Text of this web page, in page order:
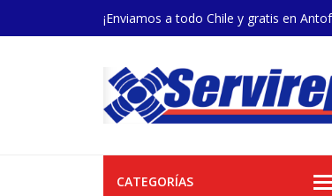
¡Enviamos a todo Chile y gratis en
CATEGORÍAS